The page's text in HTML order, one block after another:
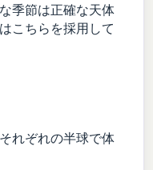
季節は正確な天体
こちらを採用して
れぞれの半球で体